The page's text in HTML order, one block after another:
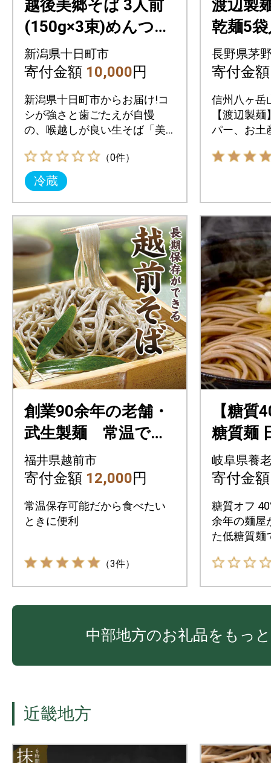
越後美郷そば 3人前
(150g×3束)めんつゆ
付 新潟県 十日町市
新潟県十日町市
寄付金額 10,000円
新潟県十日町市からお届け!コ
シが強さと歯ごたえが自慢
の、喉越しが良い生そば「美
（0件）
冷蔵
渡辺製
乾麺5
人前
岳より
長野県茅
寄付金
信州八ヶ岳
【渡辺製
パー、お土
創業90余年の老舗・
武生製麺 常温で長
期保存できる「越前
そば」10食
福井県越前市
寄付金額 12,000円
常温保存可能だから食べたい
ときに便利
（3件）
【糖質
糖質麺
人前)
岐阜県養
寄付金
糖質オフ
余年の麺屋
た低糖質麺
中部地方のお礼品をもっ
近畿地方